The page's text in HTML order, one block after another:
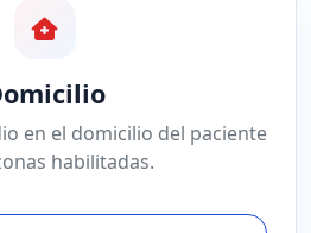
en el domicilio del paciente
habilitadas.